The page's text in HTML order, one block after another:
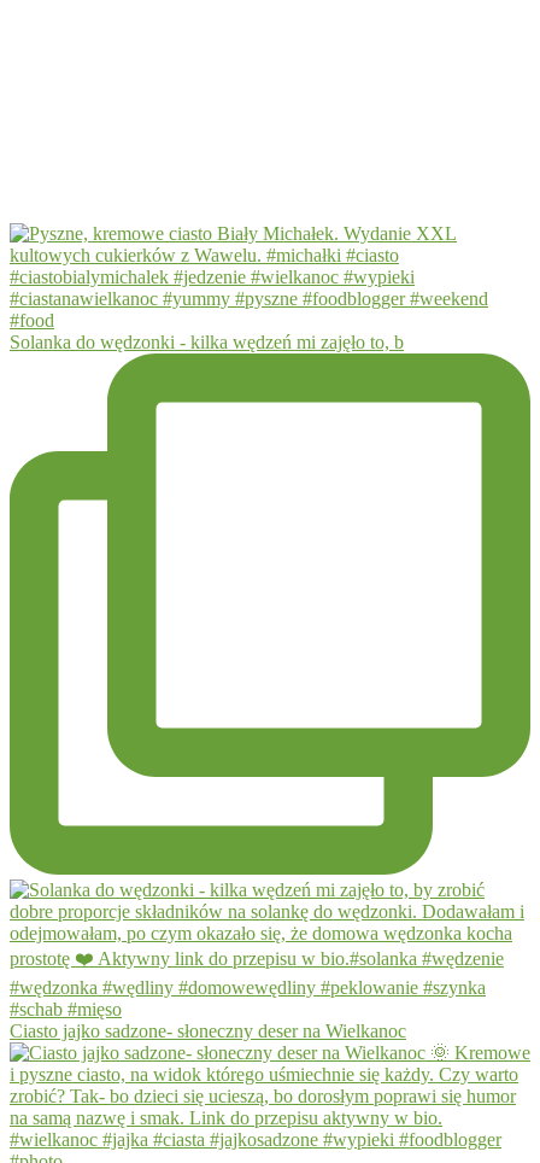
Solanka do wędzonki - kilka wędzeń mi zajęło to, b
Ciasto jajko sadzone- słoneczny deser na Wielkanoc